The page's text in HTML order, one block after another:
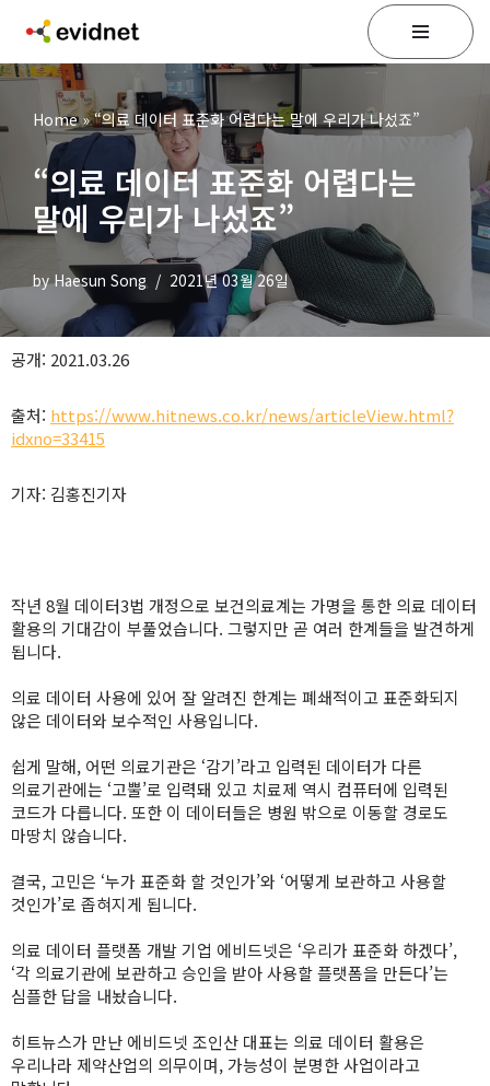
텐
Home»“의료 데이터 표준화 어렵다는 말에 우리가 나섰죠”
“의료 데이터 표준화 어렵다는
말에 우리가 나섰죠”
byHaesun Song 2021년 03월 26일
공개: 2021.03.26
출처: https://www.hitnews.co.kr/news/articleView.html?
idxno=33415
기자: 김홍진기자
작년 8월 데이터3법 개정으로 보건의료계는 가명을 통한 의료 데이터
활용의 기대감이 부풀었습니다. 그렇지만 곧 여러 한계들을 발견하게
됩니다.
의료 데이터 사용에 있어 잘 알려진 한계는 폐쇄적이고 표준화되지
않은 데이터와 보수적인 사용입니다.
쉽게 말해, 어떤 의료기관은 ‘감기’라고 입력된 데이터가 다른
의료기관에는 ‘고뿔’로 입력돼 있고 치료제 역시 컴퓨터에 입력된
코드가 다릅니다. 또한 이 데이터들은 병원 밖으로 이동할 경로도
마땅치 않습니다.
결국, 고민은 ‘누가 표준화 할 것인가’와 ‘어떻게 보관하고 사용할
것인가’로 좁혀지게 됩니다.
의료 데이터 플랫폼 개발 기업 에비드넷은 ‘우리가 표준화 하겠다’,
‘각 의료기관에 보관하고 승인을 받아 사용할 플랫폼을 만든다’는
심플한 답을 내놨습니다.
히트뉴스가 만난 에비드넷 조인산 대표는 의료 데이터 활용은
우리나라 제약산업의 의무이며, 가능성이 분명한 사업이라고